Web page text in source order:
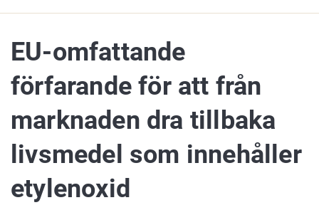
EU-omfattande
förfarande för att från
marknaden dra tillbaka
livsmedel som innehåller
etylenoxid